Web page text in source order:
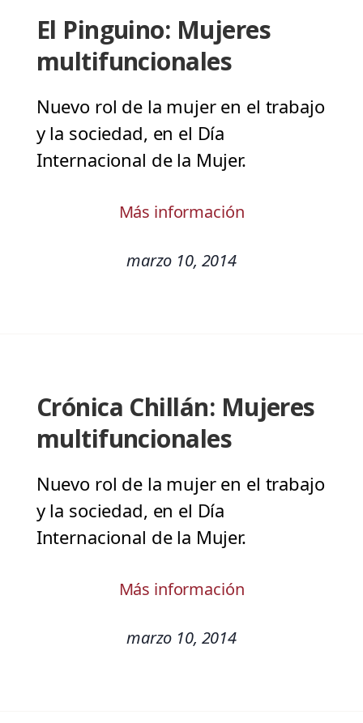
El Pinguino: Mujeres
multifuncionales
Nuevo rol de la mujer en el trabajo
y la sociedad, en el Día
Internacional de la Mujer.
Más información
marzo 10, 2014
Crónica Chillán: Mujeres
multifuncionales
Nuevo rol de la mujer en el trabajo
y la sociedad, en el Día
Internacional de la Mujer.
Más información
marzo 10, 2014